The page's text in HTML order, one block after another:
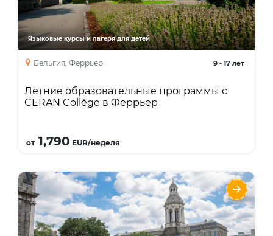
Языковые курсы и лагеря для детей
9 - 17 лет
Бельгия, Феррьер
Летние образовательные программы с
CERAN Collège в Феррьер
от1,790 EUR/неделя
голландского или немецкого языков,
интенсивный курс языка 28 уроков по
методике полного погружении, программы
по гольфу, теннису, верховой езде.
Летние образовательные программы с
Emerald Cultural Institute на базе Trinity
College в Дублине